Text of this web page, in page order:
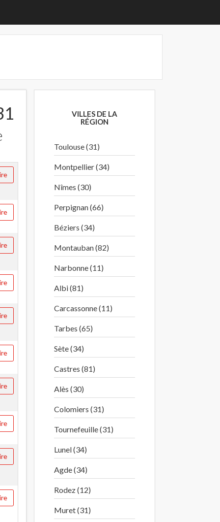
VILLES DE LA
RÉGION
Toulouse (31)
Montpellier (34)
Nîmes (30)
Perpignan (66)
Béziers (34)
Montauban (82)
Narbonne (11)
Albi (81)
Carcassonne (11)
Tarbes (65)
Sète (34)
Castres (81)
Alès (30)
Colomiers (31)
Tournefeuille (31)
Lunel (34)
Agde (34)
Rodez (12)
Muret (31)